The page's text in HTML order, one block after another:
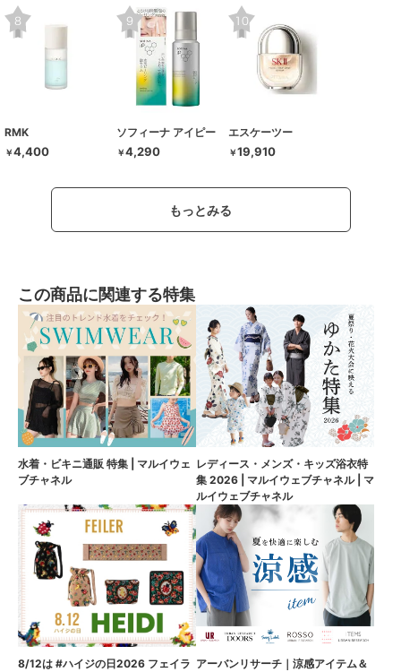
RMK
￥4,400
ソフィーナ アイピー
￥4,290
エスケーツー
￥19,910
もっとみる
この商品に関連する特集
水着・ビキニ通販 特集 | マルイウェ
ブチャネル
レディース・メンズ・キッズ浴衣特
集 2026 | マルイウェブチャネル | マ
ルイウェブチャネル
8/12は #ハイジの日2026 フェイラ アーバンリサーチ｜涼感アイテム＆